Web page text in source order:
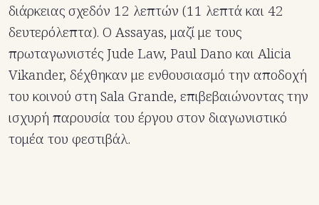
διάρκειας σχεδόν 12 λεπτών (11 λεπτά και 42
δευτερόλεπτα). Ο Assayas, μαζί με τους
πρωταγωνιστές Jude Law, Paul Dano και Alicia
Vikander, δέχθηκαν με ενθουσιασμό την αποδοχή
του κοινού στη Sala Grande, επιβεβαιώνοντας την
ισχυρή παρουσία του έργου στον διαγωνιστικό
τομέα του φεστιβάλ.